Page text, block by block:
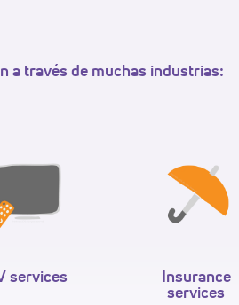
a través de muchas industrias:
services
Insurance
services